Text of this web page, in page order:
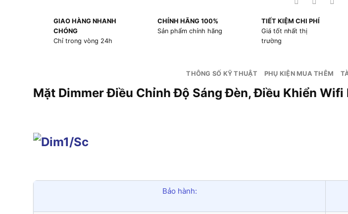
GIAO HÀNG NHANH
CHÓNG
Chỉ trong vòng 24h
CHÍNH HÃNG 100%
Sản phẩm chính hãng
TIẾT KIỆM CHI PHÍ
Giá tốt nhất thị
trường
THÔNG SỐ KỸ THUẬT PHỤ KIỆN MUA THÊM
Mặt Dimmer Điều Chỉnh Độ Sáng
Bảo hành: